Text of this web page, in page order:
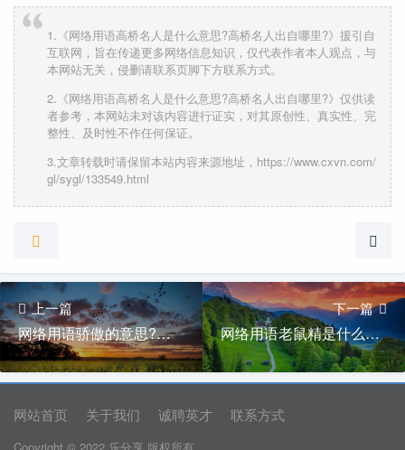
1.《网络用语高桥名人是什么意思?高桥名人出自哪里?》援引自
互联网，旨在传递更多网络信息知识，仅代表作者本人观点，与
本网站无关，侵删请联系页脚下方联系方式。
2.《网络用语高桥名人是什么意思?高桥名人出自哪里?》仅供读
者参考，本网站未对该内容进行证实，对其原创性、真实性、完
整性、及时性不作任何保证。
3.文章转载时请保留本站内容来源地址，https://www.cxvn.com/
gl/sygl/133549.html
上一篇
网络用语骄傲的意思?骄傲出自哪里?
下一篇
网络用语老鼠精是什么意思?老鼠精出自哪里?
网站首页 关于我们 诚聘英才 联系方式